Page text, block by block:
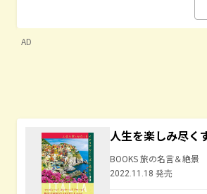
AD
人生を楽しみ尽く
BOOKS 旅の名言＆絶景
2022.11.18 発売